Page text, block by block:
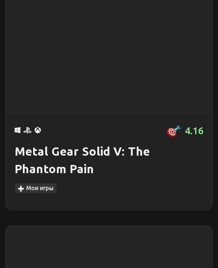
4.16
Metal Gear Solid V: The
Phantom Pain
Мои игры